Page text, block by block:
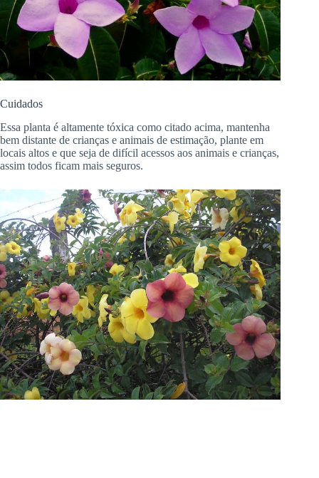
Cuidados
Essa planta é altamente tóxica como citado acima, mantenha
bem distante de crianças e animais de estimação, plante em
locais altos e que seja de difícil acessos aos animais e crianças,
assim todos ficam mais seguros.